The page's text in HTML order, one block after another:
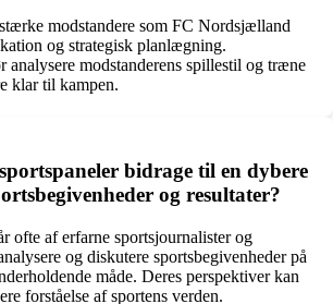
modstandere som FC Nordsjælland
og strategisk planlægning.
analysere modstanderens spillestil og træne
klar til kampen.
bidrage til en dybere
og resultater?
ofte af erfarne sportsjournalister og
og diskutere sportsbegivenheder på
måde. Deres perspektiver kan
forståelse af sportens verden.